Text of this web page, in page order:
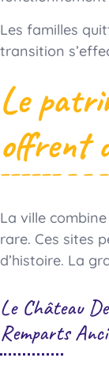
Les familles
transition
Le
offrent
La ville
rare. Ces sites
d’histoire. La
Le Château
Remparts